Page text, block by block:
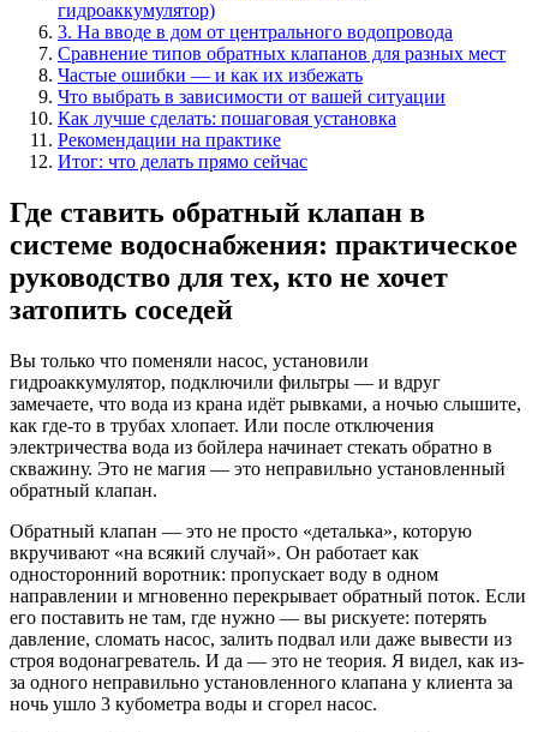
гидроаккумулятор)
3. На вводе в дом от центрального водопровода
Сравнение типов обратных клапанов для разных мест
Частые ошибки — и как их избежать
Что выбрать в зависимости от вашей ситуации
Как лучше сделать: пошаговая установка
Рекомендации на практике
Итог: что делать прямо сейчас
Где ставить обратный клапан в
системе водоснабжения: практическое
руководство для тех, кто не хочет
затопить соседей
Вы только что поменяли насос, установили
гидроаккумулятор, подключили фильтры — и вдруг
замечаете, что вода из крана идёт рывками, а ночью слышите,
как где-то в трубах хлопает. Или после отключения
электричества вода из бойлера начинает стекать обратно в
скважину. Это не магия — это неправильно установленный
обратный клапан.
Обратный клапан — это не просто «деталька», которую
вкручивают «на всякий случай». Он работает как
односторонний воротник: пропускает воду в одном
направлении и мгновенно перекрывает обратный поток. Если
его поставить не там, где нужно — вы рискуете: потерять
давление, сломать насос, залить подвал или даже вывести из
строя водонагреватель. И да — это не теория. Я видел, как из-
за одного неправильно установленного клапана у клиента за
ночь ушло 3 кубометра воды и сгорел насос.